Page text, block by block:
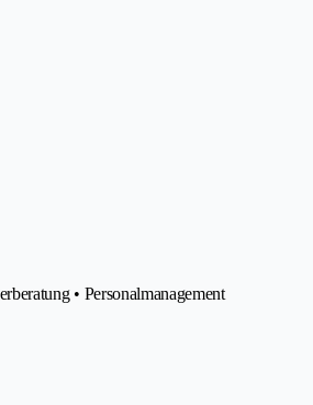
• Personalmanagement